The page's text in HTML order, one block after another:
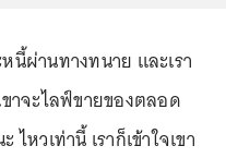
นี้ผ่านทางทนาย และเรา
าจะไลฟ์ขายของตลอด
หวเท่านี้ เราก็เข้าใจเขา